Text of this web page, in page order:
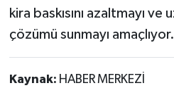
kira baskısını azaltmayı
çözümü sunmayı amaçlıyor.
Kaynak: HABER MERKEZİ